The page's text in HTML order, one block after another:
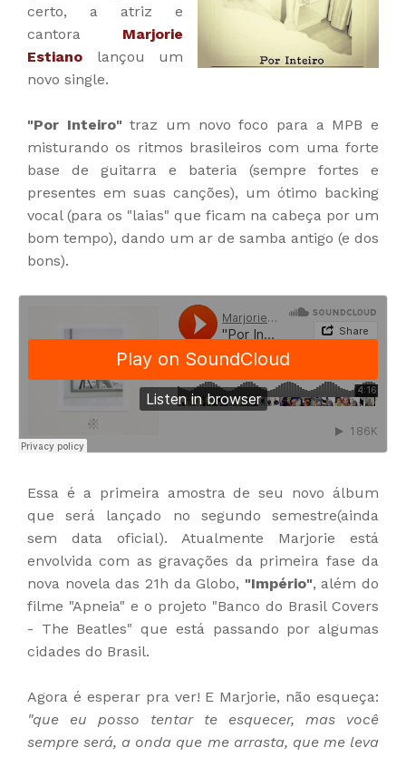
certo, a atriz e
cantora Marjorie
Estiano lançou um
novo single.
"Por Inteiro"traz um novo foco para a MPB e
misturando os ritmos brasileiros com uma forte
base de guitarra e bateria (sempre fortes e
presentes em suas canções), um ótimo backing
vocal (para os "laias" que ficam na cabeça por um
bom tempo), dando um ar de samba antigo (e dos
bons).
Essa é a primeira amostra de seu novo álbum
que será lançado no segundo semestre(ainda
sem data oficial). Atualmente Marjorie está
envolvida com as gravações da primeira fase da
nova novela das 21h da Globo, "Império", além do
filme "Apneia" e o projeto "Banco do Brasil Covers
- The Beatles" que está passando por algumas
cidades do Brasil.
Agora é esperar pra ver! E Marjorie, não esqueça:
"que eu posso tentar te esquecer, mas você
sempre será, a onda que me arrasta, que me leva